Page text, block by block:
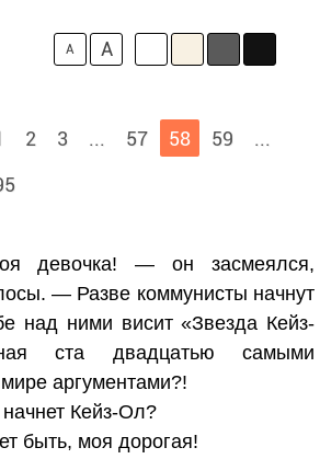
A A
2 3 ... 57 58 59
...
девочка! — он засмеялся,
— Разве коммунисты начнут
над ними висит «Звезда Кейз-
ста двадцатью самыми
аргументами?!
Кейз-Ол?
быть, моя дорогая!